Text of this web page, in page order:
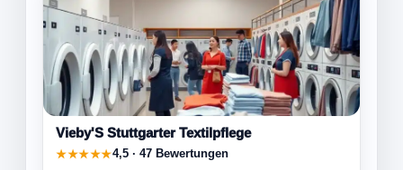
Vieby'S Stuttgarter Textilpflege
★★★★★4,5 · 47 Bewertungen